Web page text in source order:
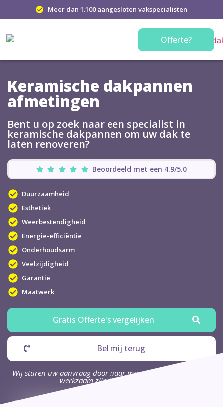
Meer dan 1.100 aangesloten vakspecialisten
Offerte?
Keramische dakpannen
afmetingen
Bent u op zoek naar een specialist in
keramische dakpannen om uw dak te
laten renoveren?
Beoordeeld met een 4.9/5.0
Duurzaamheid
Esthetiek
Weerbestendigheid
Energie-efficiëntie
Onderhoudsarm
Veelzijdigheid
Garantie
Maatwerk
Gratis Offerte's vergelijken
Bel mij terug
Wij sturen uw aanvraag door naar maximaal 4 bedrijven die
werkzaam zijn in uw omgeving.